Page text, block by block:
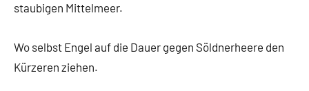
staubigen Mittelmeer.
Wo selbst Engel auf die Dauer gegen Söldnerheere den
Kürzeren ziehen.